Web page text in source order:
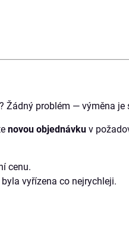
Žádný problém — výměna je
novou objednávku v
cenu.
byla vyřízena co nejrychleji.